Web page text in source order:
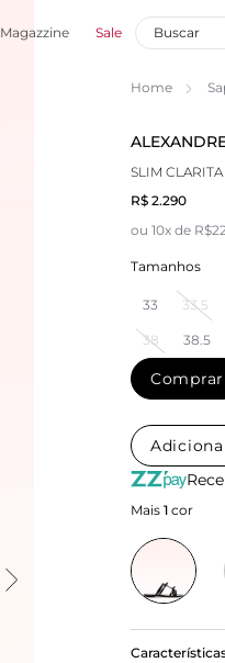
Magazzine Sale
Home
SLIM
R$ 2.290
ou 10x de
Tamanhos
33 33.5
38 38.5
Comprar
Mais 1 cor